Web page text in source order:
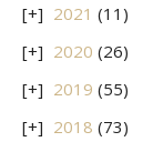
2021 (11)
2020 (26)
2019 (55)
2018 (73)